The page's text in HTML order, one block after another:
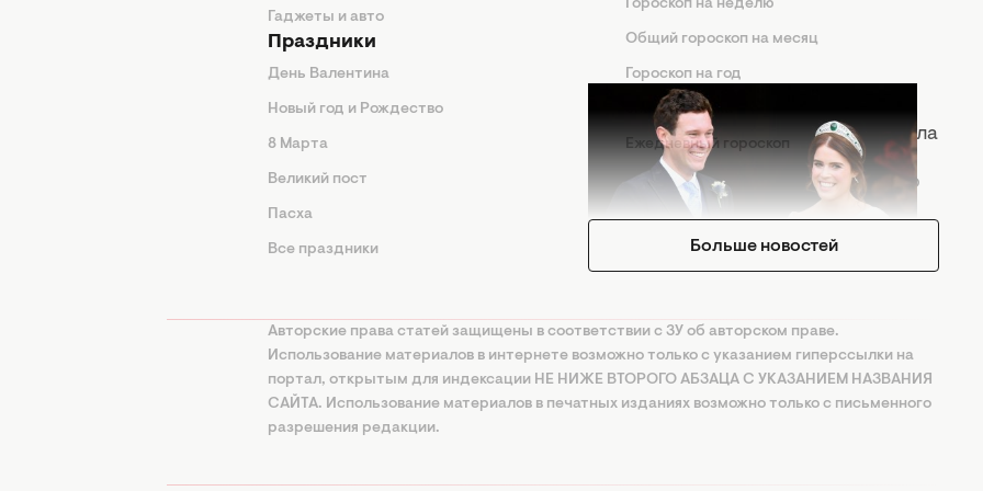
Вчера 11:28
Принцесса Евгения в третий раз стала
матерью! Первое фото
новорожденной дочери растрогало
сеть
Больше новостей
Гаджеты и авто
Праздники
День Валентина
Новый год и Рождество
8 Марта
Великий пост
Пасха
Все праздники
Гороскоп на неделю
Общий гороскоп на месяц
Гороскоп на год
Знаки Зодиака
Ежедневный гороскоп
Авторские права статей защищены в соответствии с ЗУ об авторском праве.
Использование материалов в интернете возможно только с указанием гиперссылки на
портал, открытым для индексации НЕ НИЖЕ ВТОРОГО АБЗАЦА С УКАЗАНИЕМ НАЗВАНИЯ
САЙТА. Использование материалов в печатных изданиях возможно только с письменного
разрешения редакции.